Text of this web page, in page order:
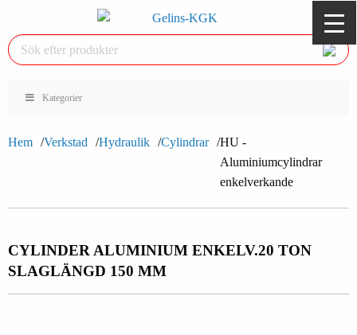
Kategorier
Hem Verkstad Hydraulik Cylindrar
HU -
Aluminiumcylindrar
enkelverkande
CYLINDER ALUMINIUM ENKELV.20 TON
SLAGLÄNGD 150 MM